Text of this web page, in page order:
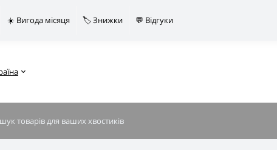
☀️ Вигода місяця 🏷️ Знижки 💬 Відгуки